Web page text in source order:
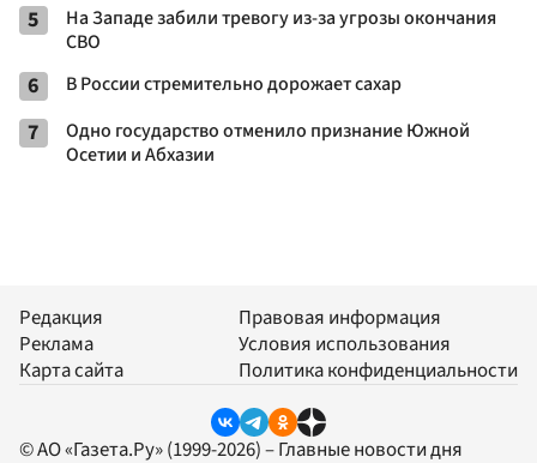
5
На Западе забили тревогу из-за угрозы окончания
СВО
6 В России стремительно дорожает сахар
7
Одно государство отменило признание Южной
Осетии и Абхазии
Редакция
Реклама
Карта сайта
Правовая информация
Условия использования
Политика конфиденциальности
© АО «Газета.Ру» (1999-2026) – Главные новости дня